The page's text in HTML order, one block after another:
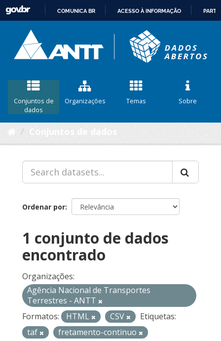
CONTEÚDO
COMUNICA BR ACESSO À INFORMAÇÃO
Conjuntos de
dados
Organizações Temas Sobre
Ordenar por
1 conjunto de dados
encontrado
Organizações:
Agência Nacional de Transportes
Terrestres - ANTT
Formatos:
HTML CSV
Etiquetas:
taf
fretamento-continuo